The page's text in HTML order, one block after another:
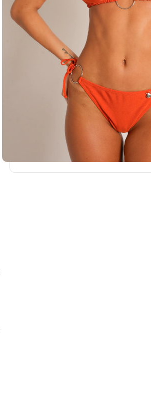
Comparar
Añadir a lista de deseos
La gente viendo este
Retiro En Tienda
Envío A Domicilio